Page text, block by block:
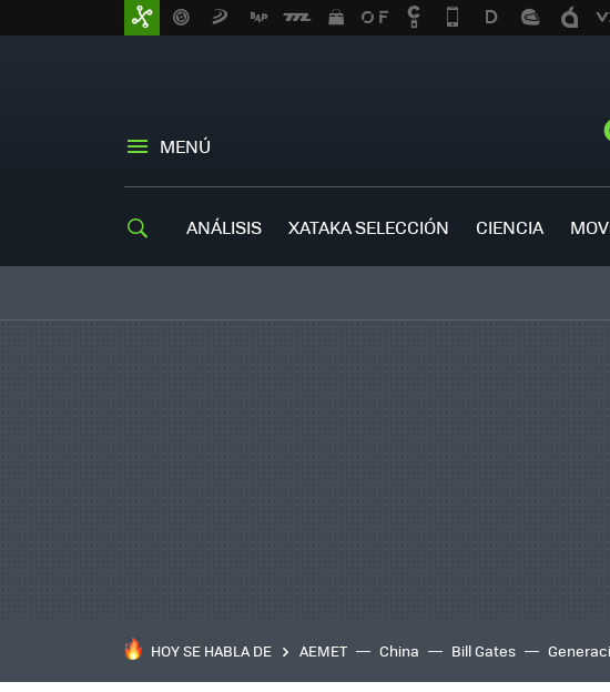
MENÚ
ANÁLISIS XATAKA SELECCIÓN CIENCIA
HOY SE HABLA DE AEMET China Bill Gates